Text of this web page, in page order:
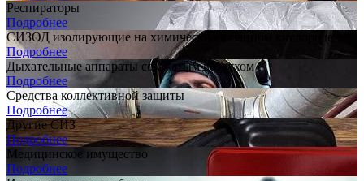
Респираторы
Подробнее
СИЗОД изолирующие на химически связанном кислороде
Подробнее
Дыхательные аппараты со сжатым воздухом
Подробнее
Средства коллективной защиты
Подробнее
Другие СИЗ
Подробнее
Медицинское имущество
Подробнее